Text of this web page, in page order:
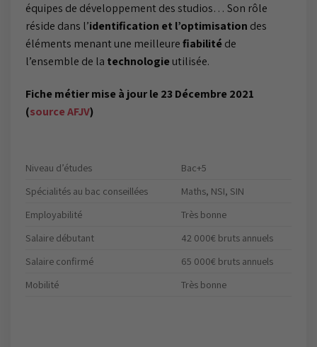
équipes de développement des studios… Son rôle
réside dans l’identification et l’optimisation des
éléments menant une meilleurefiabilité de
l’ensemble de la technologie utilisée.
Fiche métier mise à jour le 23 Décembre 2021
(source AFJV)
Niveau d’études
Bac+5
Spécialités au bac conseillées
Maths, NSI, SIN
Employabilité
Très bonne
Salaire débutant
42 000€ bruts annuels
Salaire confirmé
65 000€ bruts annuels
Mobilité
Très bonne